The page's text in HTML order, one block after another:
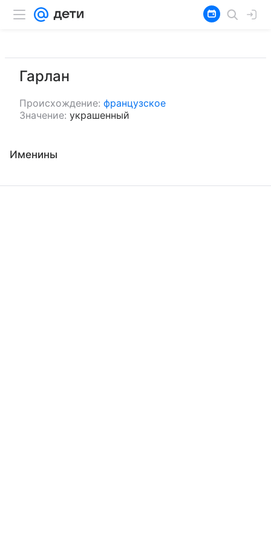
Гарлан
Происхождение: французское
Значение: украшенный
Именины